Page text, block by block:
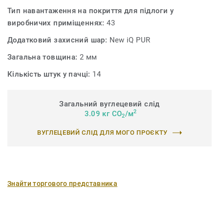
Тип навантаження на покриття для підлоги у
виробничих приміщеннях:43
Додатковий захисний шар: New iQ PUR
Загальна товщина: 2 мм
Кількість штук у пачці: 14
Загальний вуглецевий слід
3.09 кг CO2/м2
ВУГЛЕЦЕВИЙ СЛІД ДЛЯ МОГО ПРОЄКТУ
Знайти торгового представника